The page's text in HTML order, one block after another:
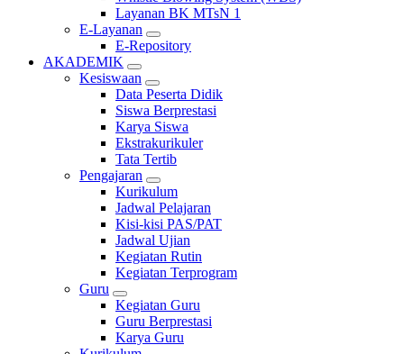
Layanan BK MTsN 1
E-Layanan
E-Repository
AKADEMIK
Kesiswaan
Data Peserta Didik
Siswa Berprestasi
Karya Siswa
Ekstrakurikuler
Tata Tertib
Pengajaran
Kurikulum
Jadwal Pelajaran
Kisi-kisi PAS/PAT
Jadwal Ujian
Kegiatan Rutin
Kegiatan Terprogram
Guru
Kegiatan Guru
Guru Berprestasi
Karya Guru